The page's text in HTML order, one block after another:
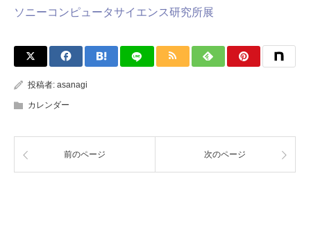
ソニーコンピュータサイエンス研究所展
投稿者: asanagi
カレンダー
前のページ 次のページ